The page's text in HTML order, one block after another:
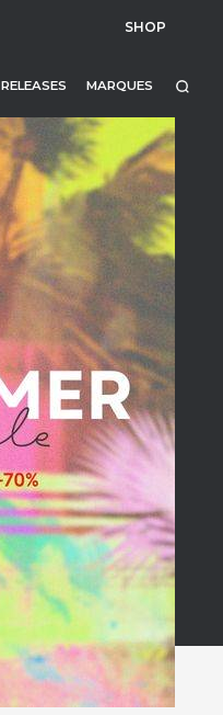
SHOP
RELEASES MARQUES